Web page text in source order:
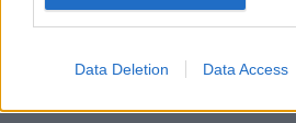
Data Deletion Data Access
diciembre y de nuevo contará con dos
presos del módulos de internos de